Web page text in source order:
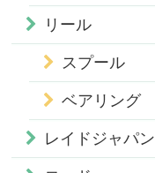
リール
スプール
ベアリング
レイドジャパン